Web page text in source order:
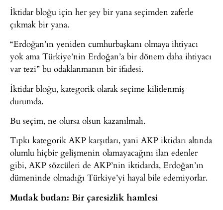
İktidar bloğu için her şey bir yana seçimden zaferle
çıkmak bir yana.
“Erdoğan’ın yeniden cumhurbaşkanı olmaya ihtiyacı
yok ama Türkiye’nin Erdoğan’a bir dönem daha ihtiyacı
var tezi” bu odaklanmanın bir ifadesi.
İktidar bloğu, kategorik olarak seçime kilitlenmiş
durumda.
Bu seçim, ne olursa olsun kazanılmalı.
Tıpkı kategorik AKP karşıtları, yani AKP iktidarı altında
olumlu hiçbir gelişmenin olamayacağını ilan edenler
gibi, AKP sözcüleri de AKP’nin iktidarda, Erdoğan’ın
dümeninde olmadığı Türkiye’yi hayal bile edemiyorlar.
Mutlak butlan: Bir çaresizlik hamlesi